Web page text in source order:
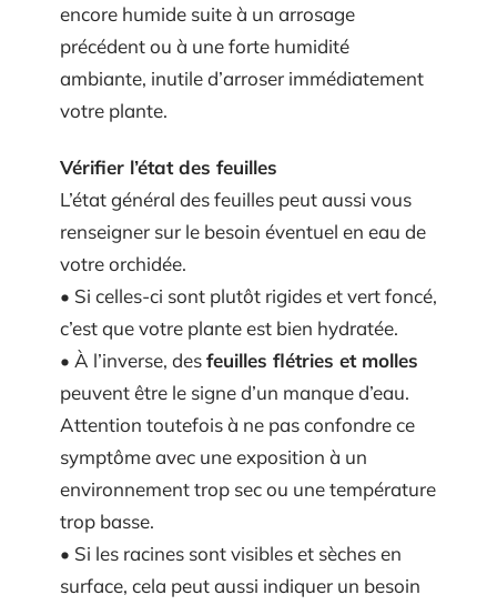
encore humide suite à un arrosage
précédent ou à une forte humidité
ambiante, inutile d’arroser immédiatement
votre plante.
Vérifier l’état des feuilles
L’état général des feuilles peut aussi vous
renseigner sur le besoin éventuel en eau de
votre orchidée.
• Si celles-ci sont plutôt rigides et vert foncé,
c’est que votre plante est bien hydratée.
• À l’inverse, desfeuilles flétries et molles
peuvent être le signe d’un manque d’eau.
Attention toutefois à ne pas confondre ce
symptôme avec une exposition à un
environnement trop sec ou une température
trop basse.
• Si les racines sont visibles et sèches en
surface, cela peut aussi indiquer un besoin